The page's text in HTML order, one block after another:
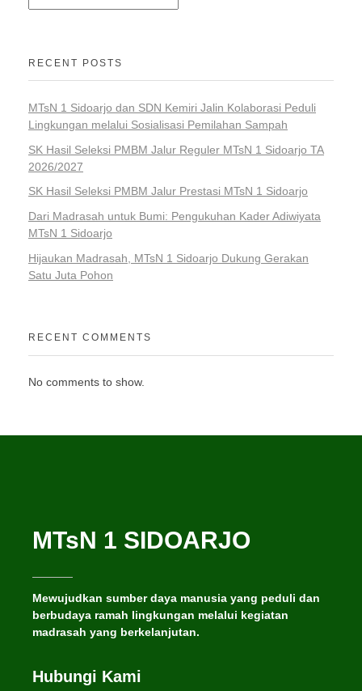
RECENT POSTS
MTsN 1 Sidoarjo dan SDN Kemiri Jalin Kolaborasi Peduli
Lingkungan melalui Sosialisasi Pemilahan Sampah
SK Hasil Seleksi PMBM Jalur Reguler MTsN 1 Sidoarjo TA
2026/2027
SK Hasil Seleksi PMBM Jalur Prestasi MTsN 1 Sidoarjo
Dari Madrasah untuk Bumi: Pengukuhan Kader Adiwiyata
MTsN 1 Sidoarjo
Hijaukan Madrasah, MTsN 1 Sidoarjo Dukung Gerakan
Satu Juta Pohon
RECENT COMMENTS
No comments to show.
MTsN 1 SIDOARJO
Mewujudkan sumber daya manusia yang peduli dan
berbudaya ramah lingkungan melalui kegiatan
madrasah yang berkelanjutan.
Hubungi Kami